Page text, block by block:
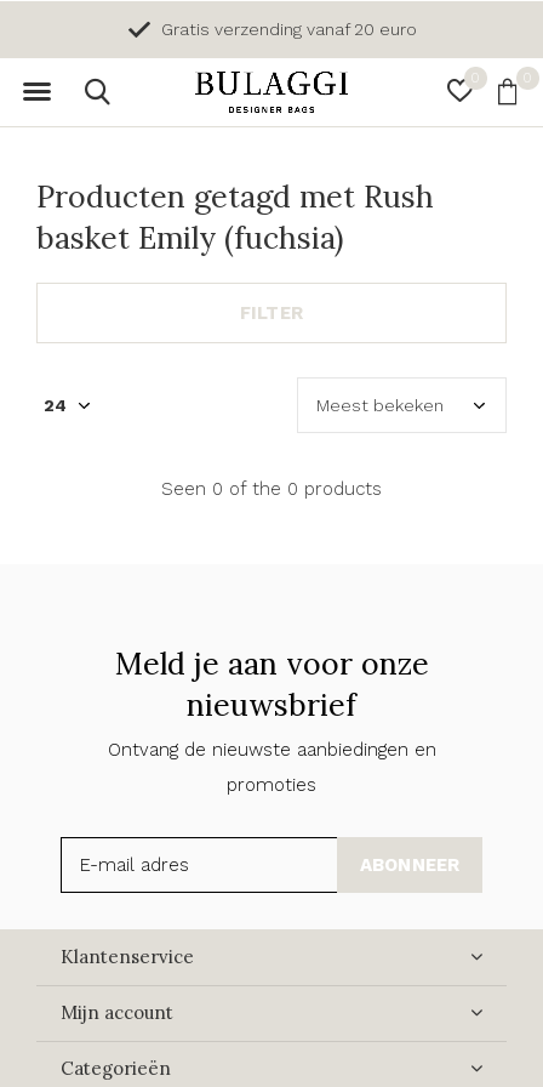
0 0
Gratis verzending vanaf 20 euro
Producten getagd met Rush
basket Emily (fuchsia)
FILTER
Seen 0 of the 0 products
Meld je aan voor onze
nieuwsbrief
Ontvang de nieuwste aanbiedingen en
promoties
ABONNEER
Klantenservice
Mijn account
Categorieën